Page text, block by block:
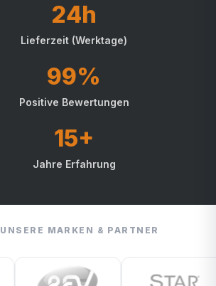
24h
Lieferzeit (Werktage)
99%
Positive Bewertungen
15+
Jahre Erfahrung
UNSERE MARKEN & PARTNER